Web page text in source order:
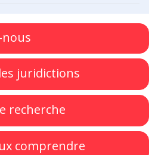
juridictions
recherche
comprendre